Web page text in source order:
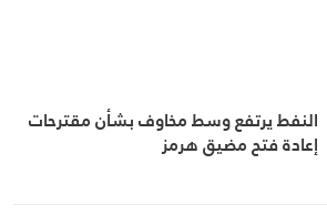
النفط يرتفع وسط مخاوف بشأن مقترحات
إعادة فتح مضيق هرمز